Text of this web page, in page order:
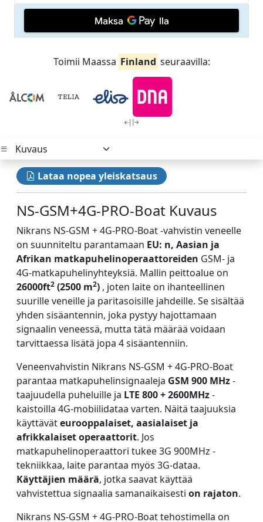
Toimii Maassa Finland seuraavilla:
Lataa nopea yleiskatsaus
NS-GSM+4G-PRO-Boat Kuvaus
Nikrans NS-GSM + 4G-PRO-Boat -vahvistin veneelle
on suunniteltu parantamaan EU: n, Aasian ja
Afrikan matkapuhelinoperaattoreiden GSM- ja
4G-matkapuhelinyhteyksiä. Mallin peittoalue on
26000ft2 (2500 m2) , joten laite on ihanteellinen
suurille veneille ja paritasoisille jahdeille. Se sisältää
yhden sisäantennin, joka pystyy hajottamaan
signaalin veneessä, mutta tätä määrää voidaan
tarvittaessa lisätä jopa 4 sisäantenniin.
Veneenvahvistin Nikrans NS-GSM + 4G-PRO-Boat
parantaa matkapuhelinsignaaleja GSM 900 MHz-
taajuudella puheluille ja LTE 800 + 2600MHz-
kaistoilla 4G-mobiilidataa varten. Näitä taajuuksia
käyttäväteurooppalaiset, aasialaiset ja
afrikkalaiset operaattorit. Jos
matkapuhelinoperaattori tukee 3G 900MHz -
tekniikkaa, laite parantaa myös 3G-dataa.
Käyttäjien määrä, jotka saavat käyttää
vahvistettua signaalia samanaikaisesti on rajaton.
Nikrans NS-GSM + 4G-PRO-Boat tehostimella on